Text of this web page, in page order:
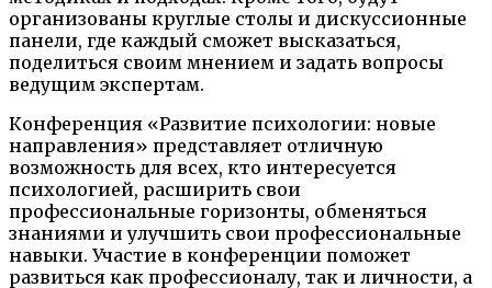
организованы круглые столы и дискуссионные
панели, где каждый сможет высказаться,
поделиться своим мнением и задать вопросы
ведущим экспертам.
Конференция «Развитие психологии: новые
направления» представляет отличную
возможность для всех, кто интересуется
психологией, расширить свои
профессиональные горизонты, обменяться
знаниями и улучшить свои профессиональные
навыки. Участие в конференции поможет
развиться как профессионалу, так и личности, а